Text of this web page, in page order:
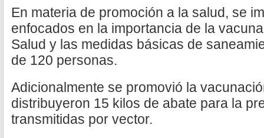
En materia de promoción a la salud, se
enfocados en la importancia de la
Salud y las medidas básicas de
de 120 personas.
Adicionalmente se promovió la
distribuyeron 15 kilos de abate para la
transmitidas por vector.